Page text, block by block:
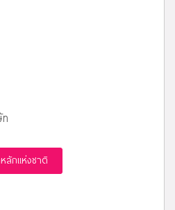
ลักแห่งชาติ